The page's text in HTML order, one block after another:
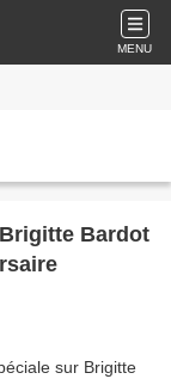
MENU
Bardot